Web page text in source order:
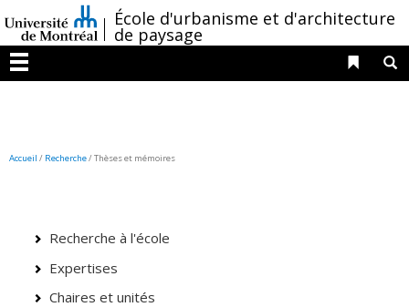
au
contenu
/École d'urbanisme et d'architecture
de paysage
Menu
Liens
Accueil / Recherche/Thèses et mémoires
Recherche à l'école
Expertises
Chaires et unités